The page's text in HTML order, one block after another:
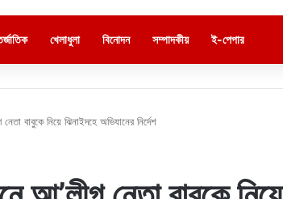
খেলাধুলা বিনোদন সম্পাদকীয় ই-পেপার
বাবুকে নিয়ে ঝিনাইদহে অভিযানের নির্দেশ